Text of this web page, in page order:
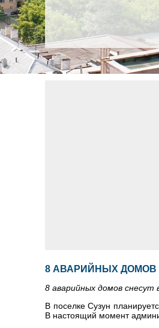
8 АВАРИЙНЫХ ДОМОВ
8 аварийных домов снесут
В поселке Сузун
В настоящий момент